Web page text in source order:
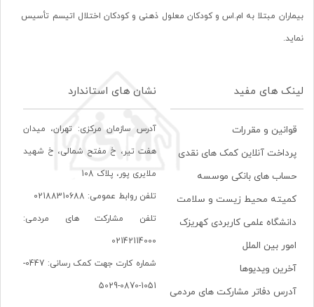
بیماران مبتلا به ام.اس و کودکان معلول ذهنی و کودکان اختلال اتیسم تأسیس
نماید.
لینک های مفید
قوانین و مقررات
پرداخت آنلاین کمک های نقدی
حساب های بانکی موسسه
کمیته محیط زیست و سلامت
دانشگاه علمی کاربردی کهریزک
امور بین الملل
آخرین ویدیوها
آدرس دفاتر مشارکت های مردمی
نشان های استاندارد
آدرس سازمان مرکزی: تهران، ميدان
هفت تير، خ مفتح شمالی، خ شهيد
ملايری پور، پلاک 108
تلفن روابط عمومی: 02188310688
تلفن مشارکت های مردمی:
02142114000
شماره کارت جهت کمک رسانی: 0447-
1051-0870-5029